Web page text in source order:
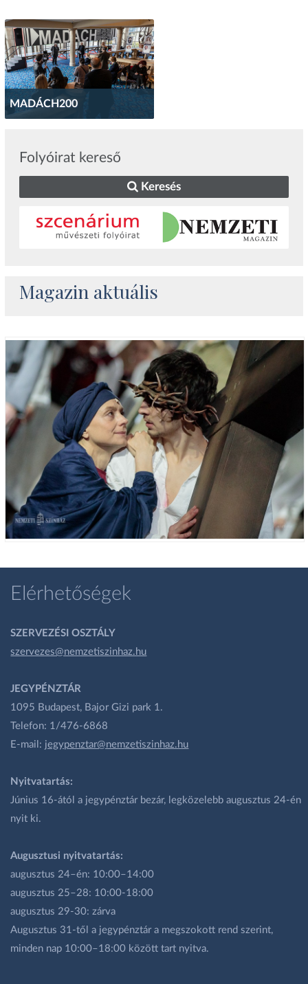
MADÁCH200
Folyóirat kereső
Keresés
Magazin aktuális
Elérhetőségek
SZERVEZÉSI OSZTÁLY
szervezes@nemzetiszinhaz.hu
JEGYPÉNZTÁR
1095 Budapest, Bajor Gizi park 1.
Telefon: 1/476-6868
E-mail: jegypenztar@nemzetiszinhaz.hu
Nyitvatartás:
Június 16-ától a jegypénztár bezár, legközelebb augusztus 24-én
nyit ki.
Augusztusi nyitvatartás:
augusztus 24–én: 10:00–14:00
augusztus 25–28: 10:00-18:00
augusztus 29-30: zárva
Augusztus 31-től a jegypénztár a megszokott rend szerint,
minden nap 10:00–18:00 között tart nyitva.